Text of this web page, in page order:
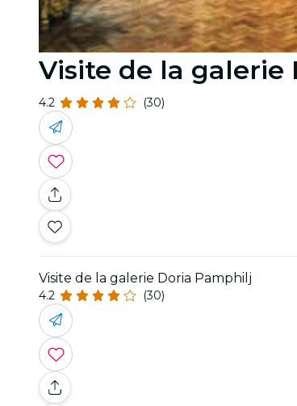
Visite de la galerie
4.2 (30)
Visite de la galerie Doria Pamphilj
4.2 (30)